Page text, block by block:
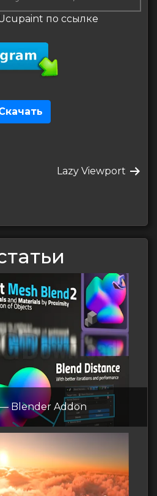
по ссылке
Следующая
Lazy Viewport
Blender Addon